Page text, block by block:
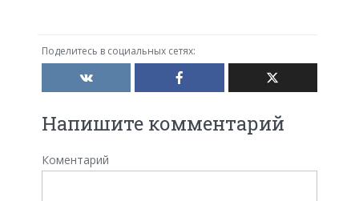
Поделитесь в социальных сетях:
Напишите комментарий
Коментарий